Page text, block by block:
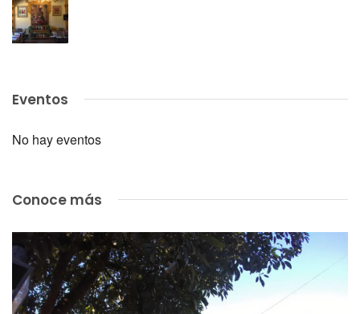
Eventos
No hay eventos
Conoce más